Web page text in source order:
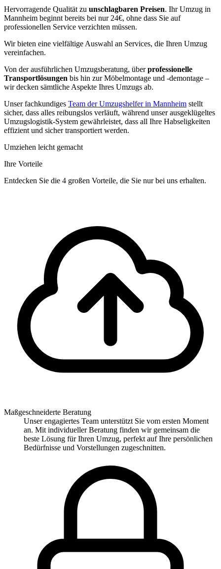
Hervorragende Qualität zu unschlagbaren Preisen. Ihr Umzug in
Mannheim beginnt bereits bei nur 24€, ohne dass Sie auf
professionellen Service verzichten müssen.
Wir bieten eine vielfältige Auswahl an Services, die Ihren Umzug
vereinfachen.
Von der ausführlichen Umzugsberatung, überprofessionelle
Transportlösungen bis hin zur Möbelmontage und -demontage –
wir decken sämtliche Aspekte Ihres Umzugs ab.
Unser fachkundiges Team der Umzugshelfer in Mannheim stellt
sicher, dass alles reibungslos verläuft, während unser ausgeklügeltes
Umzugslogistik-System gewährleistet, dass all Ihre Habseligkeiten
effizient und sicher transportiert werden.
Umziehen leicht gemacht
Ihre Vorteile
Entdecken Sie die 4 großen Vorteile, die Sie nur bei uns erhalten.
Maßgeschneiderte Beratung
Unser engagiertes Team unterstützt Sie vom ersten Moment
an. Mit individueller Beratung finden wir gemeinsam die
beste Lösung für Ihren Umzug, perfekt auf Ihre persönlichen
Bedürfnisse und Vorstellungen zugeschnitten.